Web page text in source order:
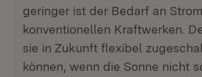
geringer ist der Bedarf an
konventionellen Kraftwerken.
sie in Zukunft flexibel
können, wenn die Sonne nicht